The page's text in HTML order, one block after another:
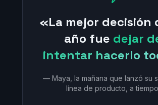
«La mejor decisión
año fue dejar
intentar hacerlo
— Maya, la mañana que lanzó su
línea de producto, a